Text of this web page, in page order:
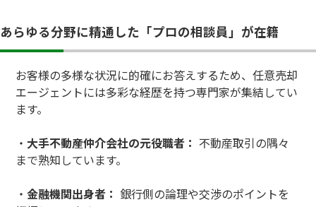
あらゆる分野に精通した「プロの相談員」が在籍
お客様の多様な状況に的確にお答えするため、任意売却
エージェントには多彩な経歴を持つ専門家が集結してい
ます。
・ 大手不動産仲介会社の元役職者： 不動産取引の隅々
まで熟知しています。
・金融機関出身者： 銀行側の論理や交渉のポイントを